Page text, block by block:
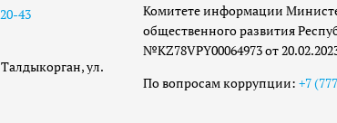
43
ул.
Комитете информации
общественного развития
№KZ78VPY00064973 от
По вопросам коррупции: +7